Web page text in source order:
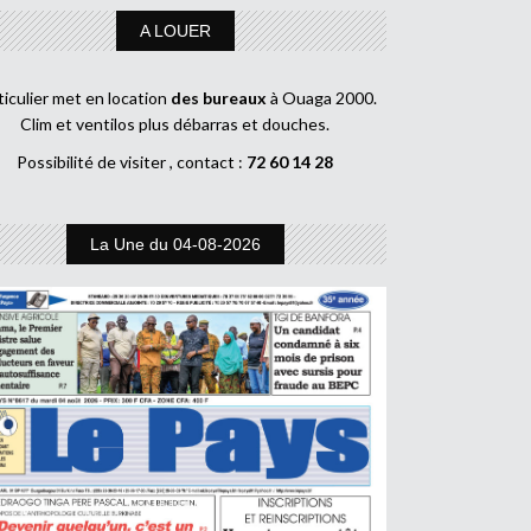
A LOUER
met en location des bureaux à Ouaga 2000.
Clim et ventilos plus débarras et douches.
Possibilité de visiter , contact : 72 60 14 28
La Une du 04-08-2026